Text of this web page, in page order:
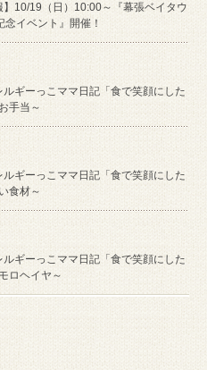
】10/19（日）10:00～『幕張ベイタウ
イベント』開催！
ルギーっこママ日記「食で笑顔にした
手当～
ルギーっこママ日記「食で笑顔にした
食材～
ルギーっこママ日記「食で笑顔にした
ロヘイヤ～